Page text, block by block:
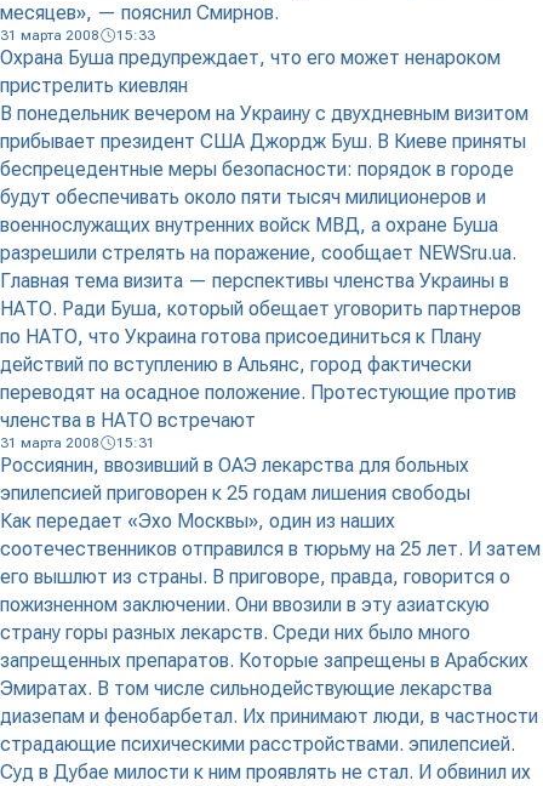
месяцев», — пояснил Смирнов.
31 марта 2008 15:33
Охрана Буша предупреждает, что его может ненароком
пристрелить киевлян
В понедельник вечером на Украину с двухдневным визитом
прибывает президент США Джордж Буш. В Киеве приняты
беспрецедентные меры безопасности: порядок в городе
будут обеспечивать около пяти тысяч милиционеров и
военнослужащих внутренних войск МВД, а охране Буша
разрешили стрелять на поражение, сообщает NEWSru.ua.
Главная тема визита — перспективы членства Украины в
НАТО. Ради Буша, который обещает уговорить партнеров
по НАТО, что Украина готова присоединиться к Плану
действий по вступлению в Альянс, город фактически
переводят на осадное положение. Протестующие против
членства в НАТО встречают
31 марта 2008 15:31
Россиянин, ввозивший в ОАЭ лекарства для больных
эпилепсией приговорен к 25 годам лишения свободы
Как передает «Эхо Москвы», один из наших
соотечественников отправился в тюрьму на 25 лет. И затем
его вышлют из страны. В приговоре, правда, говорится о
пожизненном заключении. Они ввозили в эту азиатскую
страну горы разных лекарств. Среди них было много
запрещенных препаратов. Которые запрещены в Арабских
Эмиратах. В том числе сильнодействующие лекарства
диазепам и фенобарбетал. Их принимают люди, в частности
страдающие психическими расстройствами. эпилепсией.
Суд в Дубае милости к ним проявлять не стал. И обвинил их